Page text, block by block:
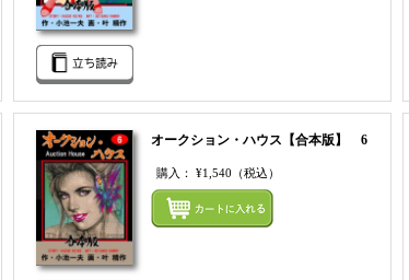
まとめてカートにいれる
オークション・ハウス【合本版】 6
購入： ¥1,540 （税込）